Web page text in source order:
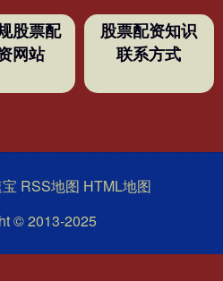
股票配
网站
股票配资知识
联系方式
RSS地图 HTML地图
© 2013-2025